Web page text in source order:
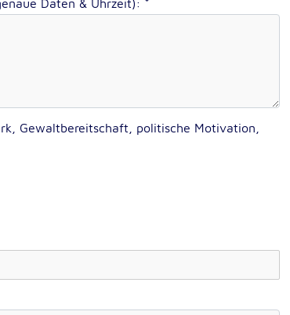
Daten & Uhrzeit): *
Gewaltbereitschaft, politische Motivation,